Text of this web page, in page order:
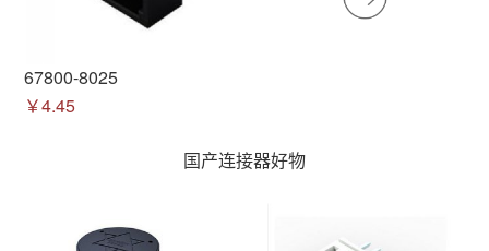
67800-8025
￥4.45
国产连接器好物